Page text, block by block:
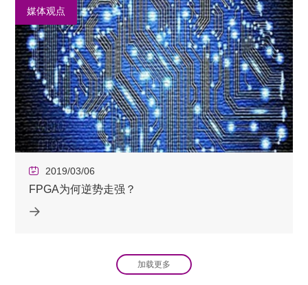
媒体观点
2019/03/06
FPGA为何逆势走强？
加载更多